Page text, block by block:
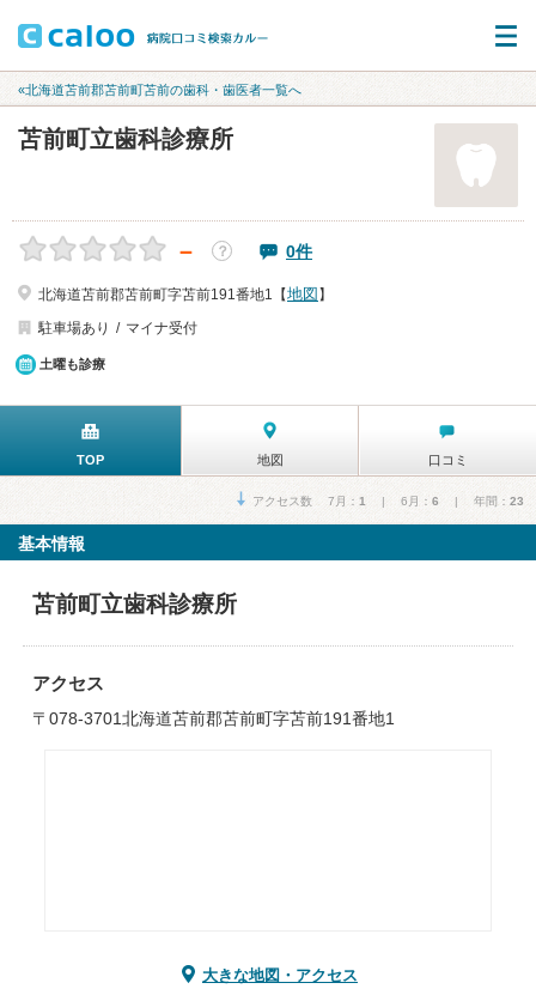
«北海道苫前郡苫前町苫前の歯科・歯医者一覧へ
苫前町立歯科診療所
－ ？ 0件
北海道苫前郡苫前町字苫前191番地1【地図 】
駐車場あり
マイナ受付
土曜も診療
TOP 地図 口コミ
アクセス数 7月： 1 | 6月： 6 | 年間： 23
基本情報
苫前町立歯科診療所
アクセス
〒078-3701北海道苫前郡苫前町字苫前191番地1
大きな地図・アクセス